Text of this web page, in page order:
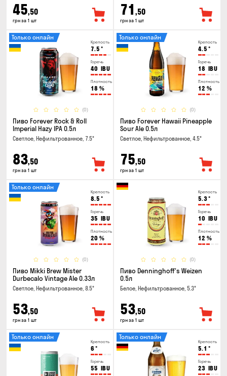
45,50
грн за 1 шт
71 ,50
грн за 1 шт
Крепость
7.5 °
Горечь
40 IBU
Плотность
18 %
(0)
Только онлайн
Пиво Forever Rock & Roll
Imperial Hazy IPA 0.5л
Светлое, Нефильтрованное, 7.5°
83,50
грн за 1 шт
Крепость
4.5 °
Горечь
18 IBU
Плотность
12 %
(0)
Только онлайн
Пиво Forever Hawaii Pineapple
Sour Ale 0.5л
Светлое, Нефильтрованное, 4.5°
75,50
грн за 1 шт
Крепость
8.5 °
Горечь
35 IBU
Плотность
20 %
(0)
Только онлайн
Пиво Mikki Brew Mister
Durbecalo Vintage Ale 0.33л
Светлое, Нефильтрованное, 8.5°
53,50
грн за 1 шт
Крепость
5.3°
Горечь
10 IBU
Плотность
12 %
(0)
Пиво Denninghoff's Weizen
0.5л
Белое, Нефильтрованное, 5.3°
53,50
грн за 1 шт
Крепость
6 °
Горечь
55 IBU
Только онлайн
Крепость
5.1 °
Горечь
23 IBU
Только онлайн